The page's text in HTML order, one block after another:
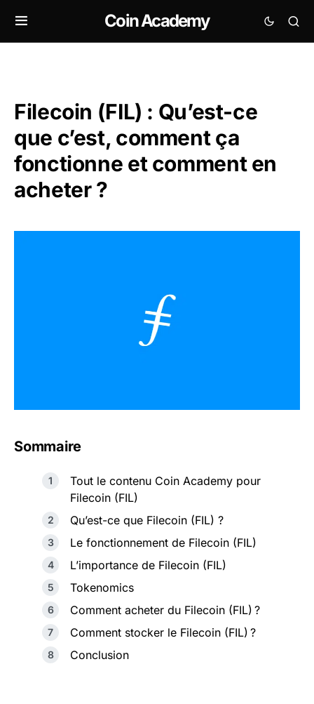
Coin Academy
Filecoin (FIL) : Qu’est-ce
que c’est, comment ça
fonctionne et comment en
acheter ?
Sommaire
Tout le contenu Coin Academy pour
Filecoin (FIL)
Qu’est-ce que Filecoin (FIL) ?
Le fonctionnement de Filecoin (FIL)
L’importance de Filecoin (FIL)
Tokenomics
Comment acheter du Filecoin (FIL) ?
Comment stocker le Filecoin (FIL) ?
Conclusion